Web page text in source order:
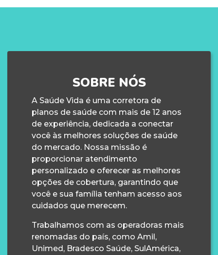
SOBRE NÓS
A Saúde Vida é uma corretora de
planos de saúde com mais de 12 anos
de experiência, dedicada a conectar
você às melhores soluções de saúde
do mercado. Nossa missão é
proporcionar atendimento
personalizado e oferecer as melhores
opções de cobertura, garantindo que
você e sua família tenham acesso aos
cuidados que merecem.
Trabalhamos com as operadoras mais
renomadas do país, como Amil,
Unimed, Bradesco Saúde, SulAmérica,